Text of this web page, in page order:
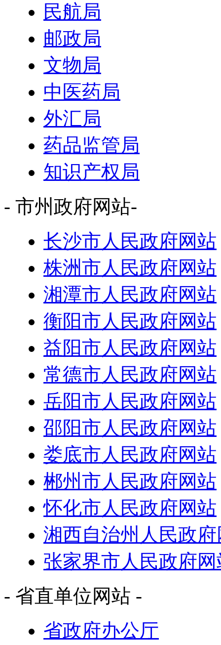
民航局
邮政局
文物局
中医药局
外汇局
药品监管局
知识产权局
- 市州政府网站-
长沙市人民政府网站
株洲市人民政府网站
湘潭市人民政府网站
衡阳市人民政府网站
益阳市人民政府网站
常德市人民政府网站
岳阳市人民政府网站
邵阳市人民政府网站
娄底市人民政府网站
郴州市人民政府网站
怀化市人民政府网站
湘西自治州人民政
张家界市人民政府网
- 省直单位网站 -
省政府办公厅